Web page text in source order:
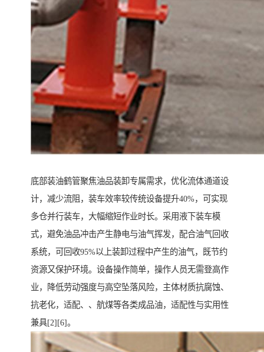
底部装油鹤管聚焦油品装卸专属需求，优化流体通道设
计，减少流阻，装车效率较传统设备提升40%，可实现
多仓并行装车，大幅缩短作业时长。采用液下装车模
式，避免油品冲击产生静电与油气挥发，配合油气回收
系统，可回收95%以上装卸过程中产生的油气，既节约
资源又保护环境。设备操作简单，操作人员无需登高作
业，降低劳动强度与高空坠落风险，主体材质抗腐蚀、
抗老化，适配、、航煤等各类成品油，适配性与实用性
兼具[2][6]。